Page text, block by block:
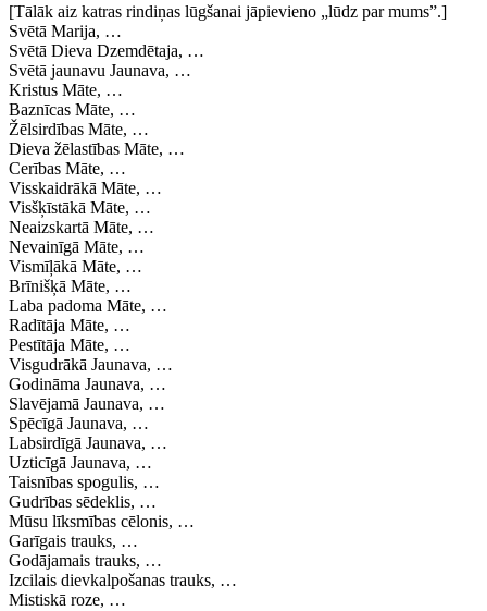
[Tālāk aiz katras rindiņas lūgšanai jāpievieno „lūdz par mums”.]
Svētā Marija, …
Svētā Dieva Dzemdētaja, …
Svētā jaunavu Jaunava, …
Kristus Māte, …
Baznīcas Māte, …
Žēlsirdības Māte, …
Dieva žēlastības Māte, …
Cerības Māte, …
Visskaidrākā Māte, …
Visšķīstākā Māte, …
Neaizskartā Māte, …
Nevainīgā Māte, …
Vismīļākā Māte, …
Brīnišķā Māte, …
Laba padoma Māte, …
Radītāja Māte, …
Pestītāja Māte, …
Visgudrākā Jaunava, …
Godināma Jaunava, …
Slavējamā Jaunava, …
Spēcīgā Jaunava, …
Labsirdīgā Jaunava, …
Uzticīgā Jaunava, …
Taisnības spogulis, …
Gudrības sēdeklis, …
Mūsu līksmības cēlonis, …
Garīgais trauks, …
Godājamais trauks, …
Izcilais dievkalpošanas trauks, …
Mistiskā roze, …